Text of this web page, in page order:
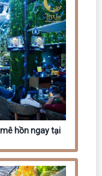
hồn ngay tại